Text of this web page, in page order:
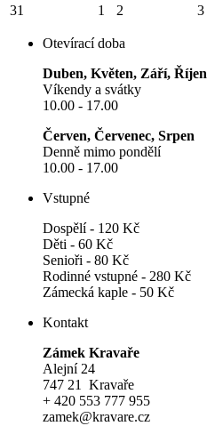
31 1 2 3
Otevírací doba
Duben, Květen, Září, Říjen
Víkendy a svátky
10.00 - 17.00
Červen, Červenec, Srpen
Denně mimo pondělí
10.00 - 17.00
Vstupné
Dospělí - 120 Kč
Děti - 60 Kč
Senioři - 80 Kč
Rodinné vstupné - 280 Kč
Zámecká kaple - 50 Kč
Kontakt
Zámek Kravaře
Alejní 24
747 21 Kravaře
+ 420 553 777 955
zamek@kravare.cz